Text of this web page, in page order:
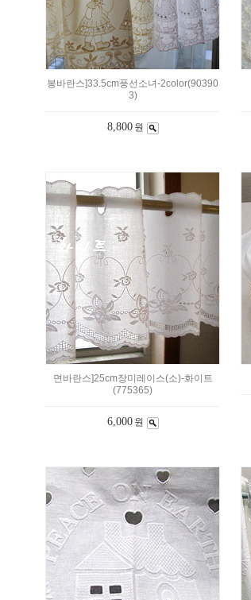
봉바란스]33.5cm풍선소녀-2color(90390
3)
8,800 원
면바란스]25cm장미레이스(소)-화이트
(775365)
6,000 원